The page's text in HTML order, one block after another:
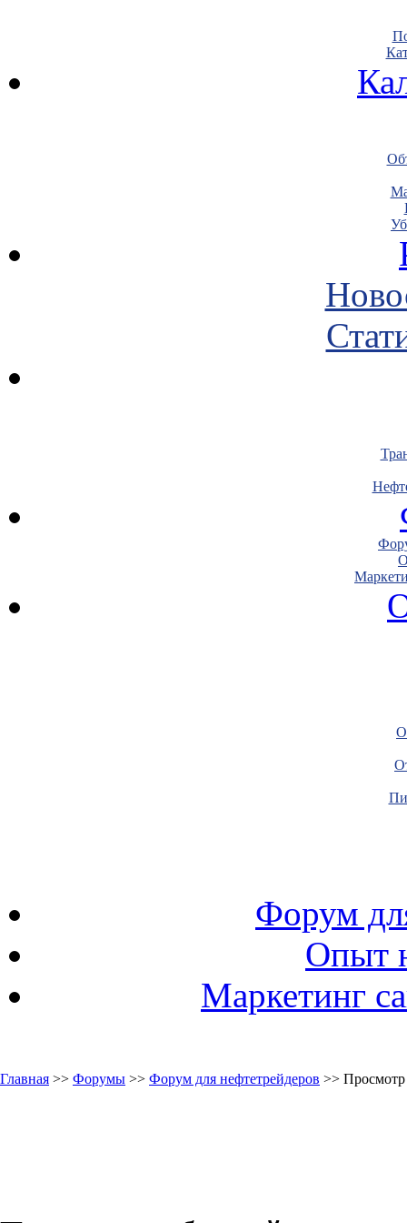
Форум
Опыт
Маркетинг
Главная >> Форумы >> Форум для нефтетрейдеров >>